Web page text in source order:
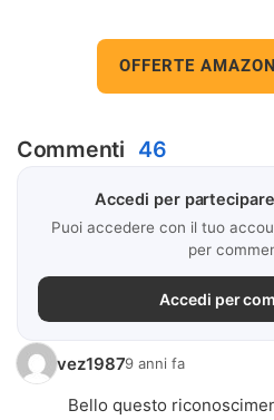
OFFERTE
Commenti 46
Accedi per
Puoi accedere con il tuo
per
Accedi per
vez19879 anni fa
Bello questo